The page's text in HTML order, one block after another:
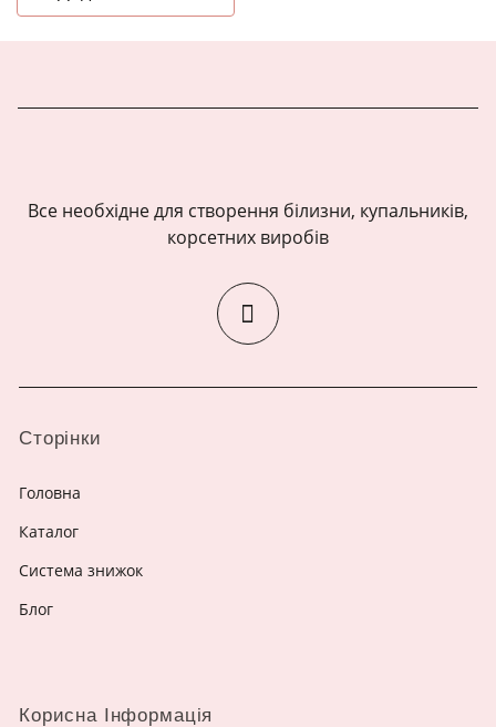
Все необхідне для створення білизни, купальників,
корсетних виробів
Сторінки
Головна
Каталог
Система знижок
Блог
Корисна Інформація